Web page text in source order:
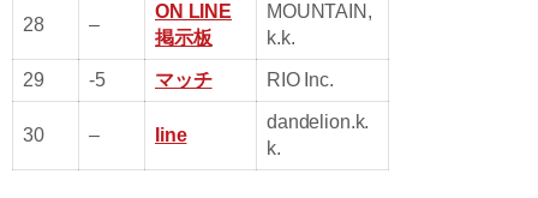
28 –
ON LINE
掲示板
MOUNTAIN,
k.k.
29 -5 マッチ RIO Inc.
30 – Iine
dandelion.k.
k.